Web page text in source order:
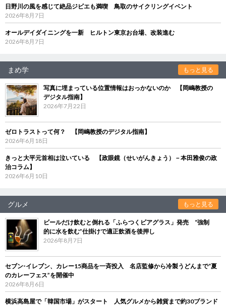
日野川の風を感じて絶品ジビエも満喫 鳥取のサイクリングイベント
2026年8月7日
オールデイダイニングを一新 ヒルトン東京お台場、改装進む
2026年8月7日
まめ学 もっと見る
写真に埋まっている位置情報はおっかないのか 【岡嶋教授の
デジタル指南】
2026年7月22日
ゼロトラストって何？ 【岡嶋教授のデジタル指南】
2026年6月18日
きっと大平元首相は泣いている 【政眼鏡（せいがんきょう）－本田雅俊の政
治コラム】
2026年6月10日
グルメ もっと見る
ビールだけ飲むと倒れる「ふらつくビアグラス」発売 “強制
的に水を飲む”仕掛けで適正飲酒を後押し
2026年8月7日
セブン‐イレブン、カレー15商品を一斉投入 名店監修から冷製うどんまで“夏
のカレーフェス”を開催中
2026年8月6日
横浜高島屋で「韓国市場」がスタート 人気グルメから雑貨まで約30ブランド